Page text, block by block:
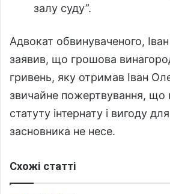
залу суду”.
Адвокат обвинуваченого,
заявив, що грошова
гривень, яку отримав Іван
звичайне пожертвування, що
статуту інтернату і вигоду
засновника не несе.
Схожі статті